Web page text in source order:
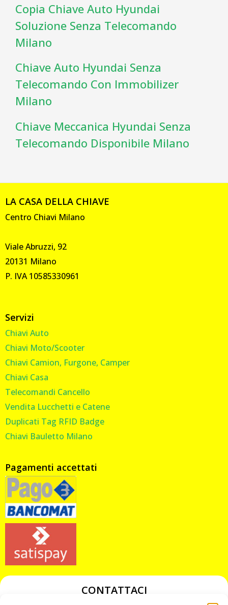
Copia Chiave Auto Hyundai
Soluzione Senza Telecomando
Milano
Chiave Auto Hyundai Senza
Telecomando Con Immobilizer
Milano
Chiave Meccanica Hyundai Senza
Telecomando Disponibile Milano
LA CASA DELLA CHIAVE
Centro Chiavi Milano
Viale Abruzzi, 92
20131 Milano
P. IVA 10585330961
Servizi
Chiavi Auto
Chiavi Moto/Scooter
Chiavi Camion, Furgone, Camper
Chiavi Casa
Telecomandi Cancello
Vendita Lucchetti e Catene
Duplicati Tag RFID Badge
Chiavi Bauletto Milano
Pagamenti accettati
CONTATTACI